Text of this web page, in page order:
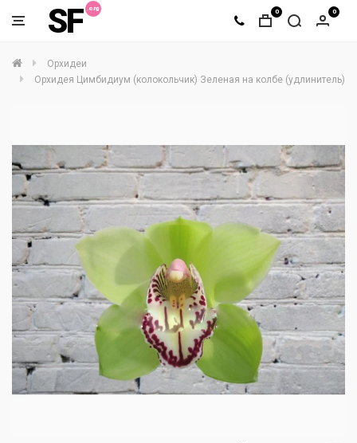
SF 0 0
Орхидеи
Орхидея Цимбидиум (колокольчик) Зеленая на колбе (удлинитель)